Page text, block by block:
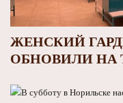
ЖЕНСКИЙ
ОБНОВИЛИ НА